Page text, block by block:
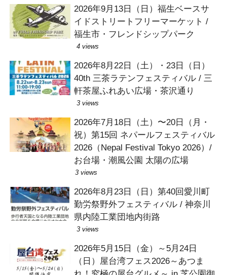
2026年9月13日（日）福生ベースサ
イドストリートフリーマーケット /
福生市・フレンドシップパーク
4 views
2026年8月22日（土）・23日（日）
40th 三茶ラテンフェスティバル / 三
軒茶屋ふれあい広場・茶沢通り
3 views
2026年7月18日（土）〜20日（月・
祝）第15回 ネパールフェスティバル
2026（Nepal Festival Tokyo 2026）/
お台場・潮風公園 太陽の広場
3 views
2026年8月23日（日）第40回愛川町
勤労祭野外フェスティバル / 神奈川
県内陸工業団地内街路
3 views
2026年5月15日（金）～5月24日
（日）屋台湾フェス2026～あつま